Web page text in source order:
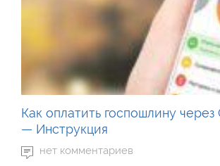
Как оплатить госпошлину
— Инструкция
нет комментариев